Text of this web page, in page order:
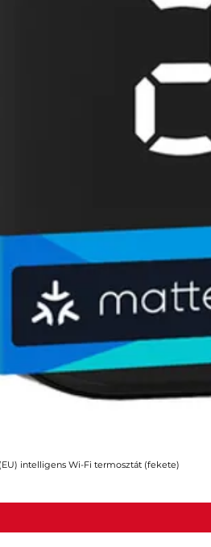
intelligens Wi-Fi termosztát (fekete)